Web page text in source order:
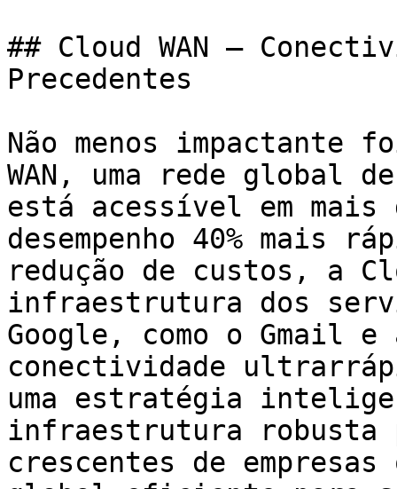
## Cloud WAN –
Precedentes
Não menos impactante
WAN, uma rede global
está acessível em mais
desempenho 40% mais
redução de custos, a
infraestrutura dos
Google, como o Gmail
conectividade
uma estratégia
infraestrutura robusta
crescentes de empresas